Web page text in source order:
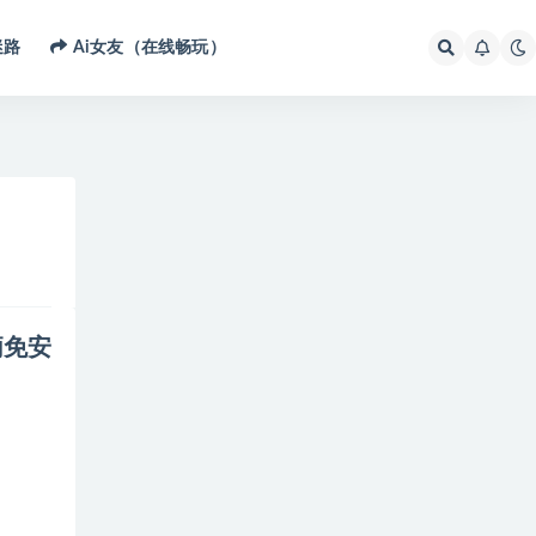
路 Ai女友（在线畅玩）
安